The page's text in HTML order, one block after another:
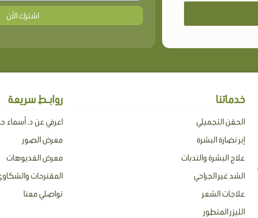
اشترك الأن
خدماتنا
الحقن التجميلي
إبر نضارة البشرة
علاج البشرة والندبات
الشد غير الجراحي
علاجات الشعر
الليزر المتطور
روابـط سريعة
اعرفي عن د. أسماء
معرض الصور
معرض الفديوهات
المقترحات
تواصلي معنا